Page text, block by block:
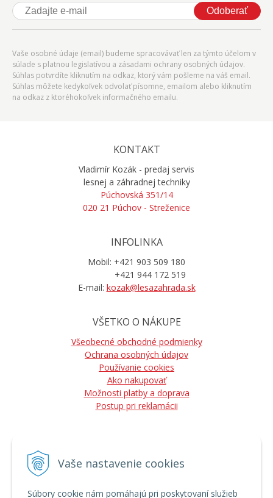
Vaše nastavenie cookies
Súbory cookie nám pomáhajú pri poskytovaní služieb
Odoberať
Vaše osobné údaje (email) budeme spracovávať len za týmto účelom v
súlade s platnou legislatívou a zásadami ochrany osobných údajov.
Súhlas potvrdíte kliknutím na odkaz, ktorý vám pošleme na váš email.
Súhlas môžete kedykoľvek odvolať písomne, emailom alebo kliknutím
na odkaz z ktoréhokoľvek informačného emailu.
KONTAKT
Vladimír Kozák - predaj servis
lesnej a záhradnej techniky
Púchovská 351/14
020 21 Púchov - Streženice
INFOLINKA
Mobil: +421 903 509 180
+421 944 172 519
E-mail: kozak@lesazahrada.sk
VŠETKO O NÁKUPE
Všeobecné obchodné podmienky
Ochrana osobných údajov
Používanie cookies
Ako nakupovať
Možnosti platby a doprava
Postup pri reklamácii